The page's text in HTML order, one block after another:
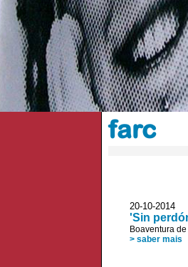
farc
20-10-2014
'Sin
Boaventura
> saber mais